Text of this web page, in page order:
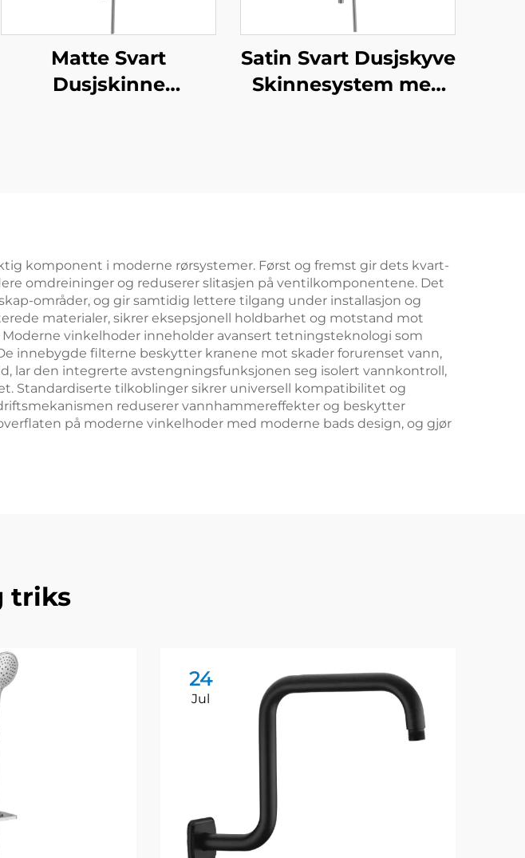
Matte Svart
Dusjskinne
Satin Svart Dusjskyve
Skinnesystem med
komponent i moderne rørsystemer. Først og fremst gir dets kvart-
omdreininger og reduserer slitasjen på ventilkomponentene. Det
områder, og gir samtidig lettere tilgang under installasjon og
materialer, sikrer eksepsjonell holdbarhet og motstand mot
vinkelhoder inneholder avansert tetningsteknologi som
innebygde filterne beskytter kranene mot skader forurenset vann,
lar den integrerte avstengningsfunksjonen seg isolert vannkontroll,
Standardiserte tilkoblinger sikrer universell kompatibilitet og
reduserer vannhammereffekter og beskytter
på moderne vinkelhoder med moderne bads design, og gjør
triks
24
Jul